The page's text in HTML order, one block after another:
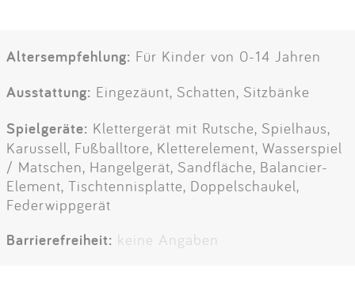
Altersempfehlung: Für Kinder von 0-14 Jahren
Ausstattung: Eingezäunt, Schatten, Sitzbänke
Spielgeräte: Klettergerät mit Rutsche, Spielhaus,
Karussell, Fußballtore, Kletterelement, Wasserspiel
/ Matschen, Hangelgerät, Sandfläche, Balancier-
Element, Tischtennisplatte, Doppelschaukel,
Federwippgerät
Barrierefreiheit: keine Angaben